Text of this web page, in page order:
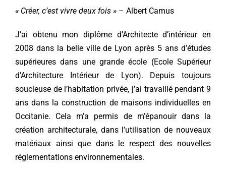
« Créer, c’est vivre deux fois »– Albert Camus
J’ai obtenu mon diplôme d’Architecte d’intérieur en
2008 dans la belle ville de Lyon après 5 ans d’études
supérieures dans une grande école (Ecole Supérieur
d’Architecture Intérieur de Lyon). Depuis toujours
soucieuse de l’habitation privée, j’ai travaillé pendant 9
ans dans la construction de maisons individuelles en
Occitanie. Cela m’a permis de m’épanouir dans la
création architecturale, dans l’utilisation de nouveaux
matériaux ainsi que dans le respect des nouvelles
réglementations environnementales.